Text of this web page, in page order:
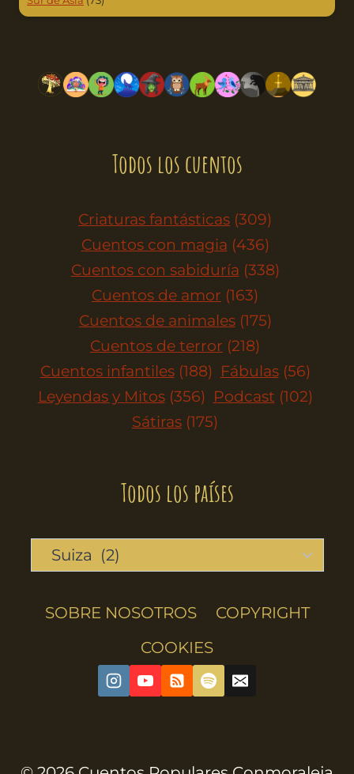
Todos los cuentos
Criaturas fantásticas (309)
Cuentos con magia (436)
Cuentos con sabiduría (338)
Cuentos de amor (163)
Cuentos de animales (175)
Cuentos de terror (218)
Cuentos infantiles (188) Fábulas (56)
Leyendas y Mitos (356) Podcast (102)
Sátiras (175)
Todos los países
SOBRE NOSOTROS
COPYRIGHT
COOKIES